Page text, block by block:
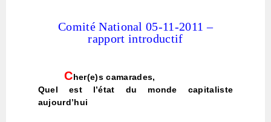
Comité National 05-11-2011 –
rapport introductif
Cher(e)s camarades,
Quel est l’état du monde capitaliste
aujourd’hui